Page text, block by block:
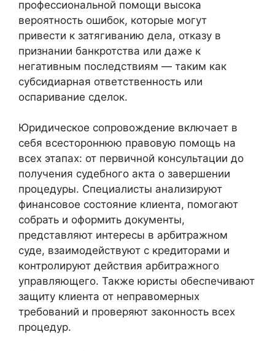
профессиональной помощи высока
вероятность ошибок, которые могут
привести к затягиванию дела, отказу в
признании банкротства или даже к
негативным последствиям — таким как
субсидиарная ответственность или
оспаривание сделок.
Юридическое сопровождение включает в
себя всестороннюю правовую помощь на
всех этапах: от первичной консультации до
получения судебного акта о завершении
процедуры. Специалисты анализируют
финансовое состояние клиента, помогают
собрать и оформить документы,
представляют интересы в арбитражном
суде, взаимодействуют с кредиторами и
контролируют действия арбитражного
управляющего. Также юристы обеспечивают
защиту клиента от неправомерных
требований и проверяют законность всех
процедур.